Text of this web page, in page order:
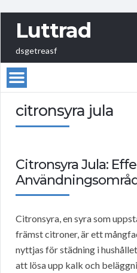
Luttrad
dsgetreasf
citronsyra jula
Citronsyra Jula:
Citronsyra, en syra som
främst citroner, är ett
nyttjas för städning i
att lösa upp kalk och